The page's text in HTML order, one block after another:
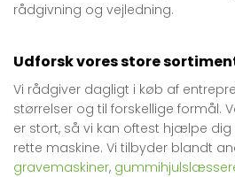
rådgivning og vejledning.
Udforsk vores store
Vi rådgiver dagligt i køb af
størrelser og til forskellige formål.
er stort, så vi kan oftest hjælpe
rette maskine. Vi tilbyder blandt
gravemaskiner,